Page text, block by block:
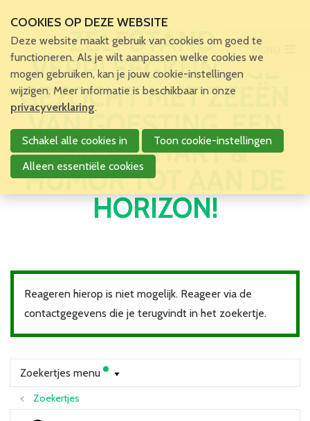
ZELFSTANDIG
VERPLEEGKUNDIGE
GEZOCHT MET ZEEËN
VAN GOESTING, EEN
WARM HART &
HUMOR TOT AAN DE
HORIZON!
Reageren hierop is niet mogelijk. Reageer via de
contactgegevens die je terugvindt in het zoekertje.
Zoekertjes menu
Zoekertjes
Main Menu
Home
Voor patiënten en zorgverleners
Verpleegkundigen
VBZV Helpcenter
Nieuws
Zoekertjes
Tijdschrift
Navormingen
Jaarlijks Congres
Over VBZV
Lid worden
Account
COOKIES OP DEZE WEBSITE
Deze website maakt gebruik van cookies om goed te
functioneren. Als je wilt aanpassen welke cookies we
mogen gebruiken, kan je jouw cookie-instellingen
wijzigen. Meer informatie is beschikbaar in onze
privacyverklaring.
Schakel alle cookies in
Toon cookie-instellingen
Alleen essentiële cookies